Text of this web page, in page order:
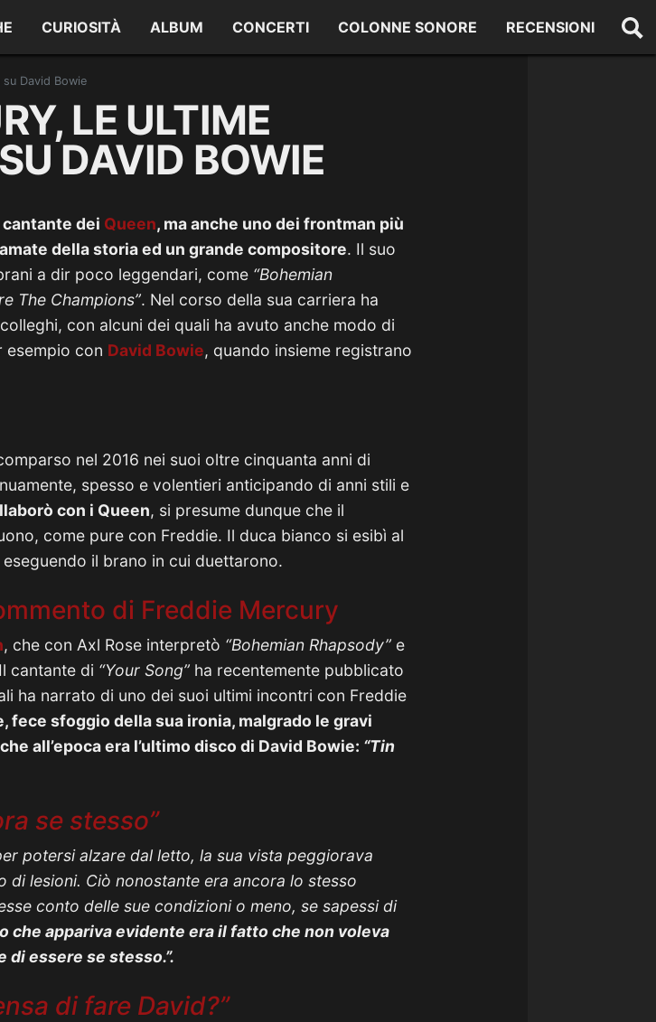
CURIOSITÀ ALBUM CONCERTI COLONNE SONORE RECENSIONI
David Bowie
LE ULTIME
DAVID BOWIE
dei Queen, ma anche uno dei frontman più
della storia ed un grande compositore. Il suo
a dir poco leggendari, come “Bohemian
The Champions”. Nel corso della sua carriera ha
con alcuni dei quali ha avuto anche modo di
esempio con David Bowie, quando insieme registrano
nel 2016 nei suoi oltre cinquanta anni di
spesso e volentieri anticipando di anni stili e
con i Queen, si presume dunque che il
come pure con Freddie. Il duca bianco si esibì al
il brano in cui duettarono.
di Freddie Mercury
, che con Axl Rose interpretò “Bohemian Rhapsody” e
cantante di “Your Song” ha recentemente pubblicato
ha narrato di uno dei suoi ultimi incontri con Freddie
fece sfoggio della sua ironia, malgrado le gravi
all’epoca era l’ultimo disco di David Bowie: “Tin
se stesso”
potersi alzare dal letto, la sua vista peggiorava
lesioni. Ciò nonostante era ancora lo stesso
conto delle sue condizioni o meno, se sapessi di
che appariva evidente era il fatto che non voleva
essere se stesso.”.
di fare David?”